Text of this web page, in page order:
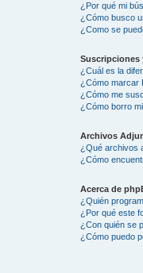
¿Por qué mi
¿Cómo busco
¿Como se
Suscripciones
¿Cuál es la
¿Cómo marcar
¿Cómo me
¿Cómo borro
Archivos
¿Qué archivos
¿Cómo
Acerca de
¿Quién
¿Por qué este
¿Con quién se
¿Cómo puedo